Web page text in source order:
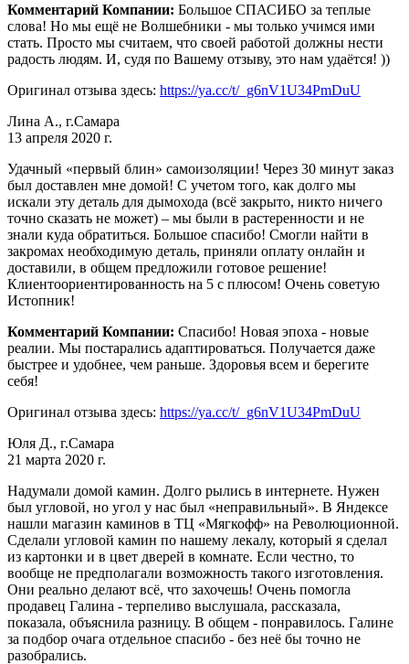
Комментарий Компании: Большое СПАСИБО за теплые
слова! Но мы ещё не Волшебники - мы только учимся ими
стать. Просто мы считаем, что своей работой должны нести
радость людям. И, судя по Вашему отзыву, это нам удаётся! ))
Оригинал отзыва здесь: https://ya.cc/t/_g6nV1U34PmDuU
Лина А., г.Самара
13 апреля 2020 г.
Удачный «первый блин» самоизоляции! Через 30 минут заказ
был доставлен мне домой! С учетом того, как долго мы
искали эту деталь для дымохода (всё закрыто, никто ничего
точно сказать не может) – мы были в растеренности и не
знали куда обратиться. Большое спасибо! Смогли найти в
закромах необходимую деталь, приняли оплату онлайн и
доставили, в общем предложили готовое решение!
Клиентоориентированность на 5 с плюсом! Очень советую
Истопник!
Комментарий Компании: Спасибо! Новая эпоха - новые
реалии. Мы постарались адаптироваться. Получается даже
быстрее и удобнее, чем раньше. Здоровья всем и берегите
себя!
Оригинал отзыва здесь: https://ya.cc/t/_g6nV1U34PmDuU
Юля Д., г.Самара
21 марта 2020 г.
Надумали домой камин. Долго рылись в интернете. Нужен
был угловой, но угол у нас был «неправильный». В Яндексе
нашли магазин каминов в ТЦ «Мягкофф» на Революционной.
Сделали угловой камин по нашему лекалу, который я сделал
из картонки и в цвет дверей в комнате. Если честно, то
вообще не предполагали возможность такого изготовления.
Они реально делают всё, что захочешь! Очень помогла
продавец Галина - терпеливо выслушала, рассказала,
показала, объяснила разницу. В общем - понравилось. Галине
за подбор очага отдельное спасибо - без неё бы точно не
разобрались.